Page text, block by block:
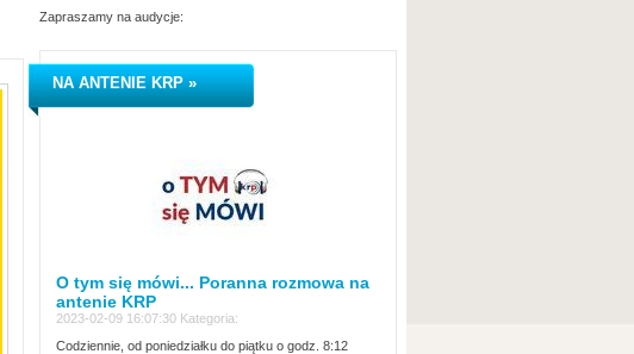
Zapraszamy na audycje:
NA ANTENIE KRP »
O tym się mówi... Poranna rozmowa na
antenie KRP
2023-02-09 16:07:30 Kategoria:
Codziennie, od poniedziałku do piątku o godz. 8:12